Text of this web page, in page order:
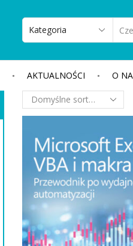
AKTUALNOŚCI O